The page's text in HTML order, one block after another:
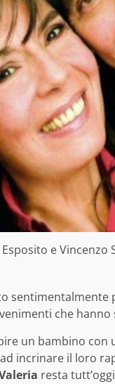
e Vincenzo
sentimentalmente
che
un bambino
incrinare il loro
resta